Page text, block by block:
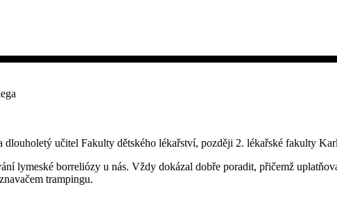
učitel Fakulty dětského lékařství, později 2. lékařské fakulty
lymeské borreliózy u nás. Vždy dokázal dobře poradit, přičemž
trampingu.